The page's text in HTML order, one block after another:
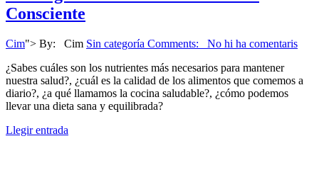
Consciente
Cim"> By: Cim Sin categoría Comments: No hi ha comentaris
¿Sabes cuáles son los nutrientes más necesarios para mantener
nuestra salud?, ¿cuál es la calidad de los alimentos que comemos a
diario?, ¿a qué llamamos la cocina saludable?, ¿cómo podemos
llevar una dieta sana y equilibrada?
Llegir entrada